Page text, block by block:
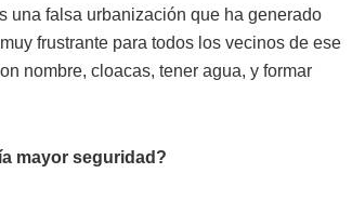
una falsa urbanización que ha generado
frustrante para todos los vecinos de ese
nombre, cloacas, tener agua, y formar
mayor seguridad?